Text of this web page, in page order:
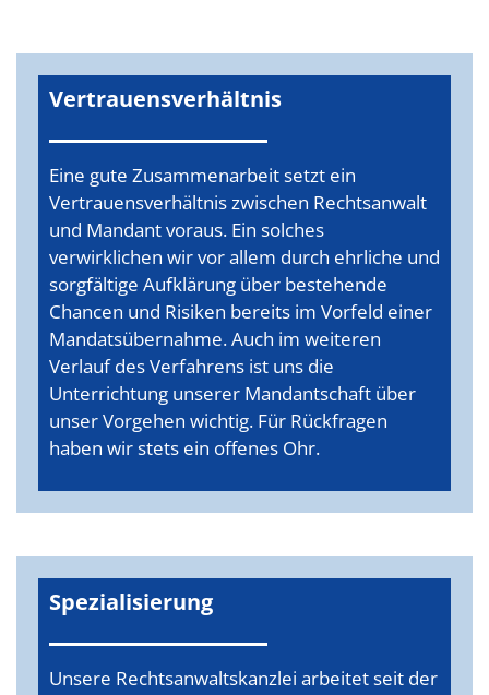
Vertrauensverhältnis
Eine gute Zusammenarbeit setzt ein
Vertrauensverhältnis zwischen Rechtsanwalt
und Mandant voraus. Ein solches
verwirklichen wir vor allem durch ehrliche und
sorgfältige Aufklärung über bestehende
Chancen und Risiken bereits im Vorfeld einer
Mandatsübernahme. Auch im weiteren
Verlauf des Verfahrens ist uns die
Unterrichtung unserer Mandantschaft über
unser Vorgehen wichtig. Für Rückfragen
haben wir stets ein offenes Ohr.
Spezialisierung
Unsere Rechtsanwaltskanzlei arbeitet seit der